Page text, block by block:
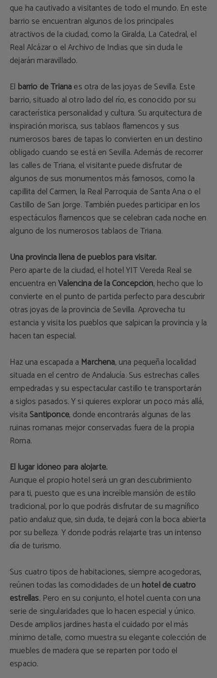
que ha cautivado a visitantes de todo el mundo. En este
barrio se encuentran algunos de los principales
atractivos de la ciudad, como la Giralda, La Catedral, el
Real Alcázar o el Archivo de Indias que sin duda le
dejarán maravillado.
El barrio de Trianaes otra de las joyas de Sevilla. Este
barrio, situado al otro lado del río, es conocido por su
característica personalidad y cultura. Su arquitectura de
inspiración morisca, sus tablaos flamencos y sus
numerosos bares de tapas lo convierten en un destino
obligado cuando se está en Sevilla. Además de recorrer
las calles de Triana, el visitante puede disfrutar de
algunos de sus monumentos más famosos, como la
capillita del Carmen, la Real Parroquia de Santa Ana o el
Castillo de San Jorge. También puedes participar en los
espectáculos flamencos que se celebran cada noche en
alguno de los numerosos tablaos de Triana.
Una provincia llena de pueblos para visitar.
Pero aparte de la ciudad, el hotel YIT Vereda Real se
encuentra enValencina de la Concepción, hecho que lo
convierte en el punto de partida perfecto para descubrir
otras joyas de la provincia de Sevilla. Aprovecha tu
estancia y visita los pueblos que salpican la provincia y la
hacen tan especial.
Haz una escapada a Marchena, una pequeña localidad
situada en el centro de Andalucía. Sus estrechas calles
empedradas y su espectacular castillo te transportarán
a siglos pasados. Y si quieres explorar un poco más allá,
visita Santiponce, donde encontrarás algunas de las
ruinas romanas mejor conservadas fuera de la propia
Roma.
El lugar idóneo para alojarte.
Aunque el propio hotel será un gran descubrimiento
para ti, puesto que es una increíble mansión de estilo
tradicional, por lo que podrás disfrutar de su magnífico
patio andaluz que, sin duda, te dejará con la boca abierta
por su belleza. Y donde podrás relajarte tras un intenso
día de turismo.
Sus cuatro tipos de habitaciones, siempre acogedoras,
reúnen todas las comodidades de un hotel de cuatro
estrellas. Pero en su conjunto, el hotel cuenta con una
serie de singularidades que lo hacen especial y único.
Desde amplios jardines hasta el cuidado por el más
mínimo detalle, como muestra su elegante colección de
muebles de madera que se reparten por todo el
espacio.